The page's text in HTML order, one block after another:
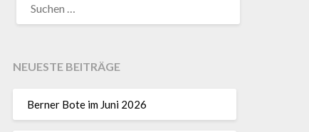
NEUESTE BEITRÄGE
Berner Bote im Juni 2026